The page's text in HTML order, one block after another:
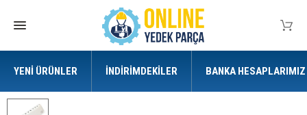
YENI ÜRÜNLER İNDIRIMDEKILER BANKA HESAPLARIMIZ